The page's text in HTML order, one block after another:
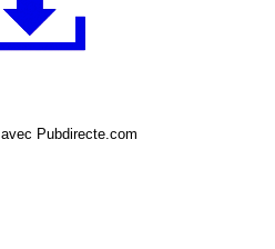
Pubdirecte.com